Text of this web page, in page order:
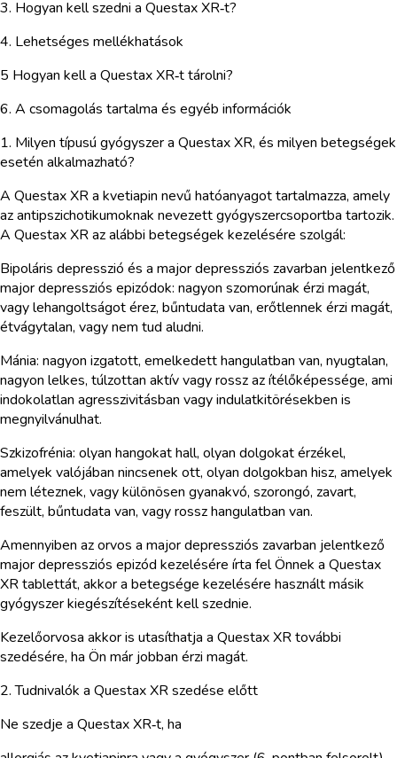
3. Hogyan kell szedni a Questax XR‑t?
4. Lehetséges mellékhatások
5 Hogyan kell a Questax XR‑t tárolni?
6. A csomagolás tartalma és egyéb információk
1. Milyen típusú gyógyszer a Questax XR, és milyen betegségek
esetén alkalmazható?
A Questax XR a kvetiapin nevű hatóanyagot tartalmazza, amely
az antipszichotikumoknak nevezett gyógyszercsoportba tartozik.
A Questax XR az alábbi betegségek kezelésére szolgál:
Bipoláris depresszió és a major depressziós zavarban jelentkező
major depressziós epizódok: nagyon szomorúnak érzi magát,
vagy lehangoltságot érez, bűntudata van, erőtlennek érzi magát,
étvágytalan, vagy nem tud aludni.
Mánia: nagyon izgatott, emelkedett hangulatban van, nyugtalan,
nagyon lelkes, túlzottan aktív vagy rossz az ítélőképessége, ami
indokolatlan agresszivitásban vagy indulatkitörésekben is
megnyilvánulhat.
Szkizofrénia: olyan hangokat hall, olyan dolgokat érzékel,
amelyek valójában nincsenek ott, olyan dolgokban hisz, amelyek
nem léteznek, vagy különösen gyanakvó, szorongó, zavart,
feszült, bűntudata van, vagy rossz hangulatban van.
Amennyiben az orvos a major depressziós zavarban jelentkező
major depressziós epizód kezelésére írta fel Önnek a Questax
XR tablettát, akkor a betegsége kezelésére használt másik
gyógyszer kiegészítéseként kell szednie.
Kezelőorvosa akkor is utasíthatja a Questax XR további
szedésére, ha Ön már jobban érzi magát.
2. Tudnivalók a Questax XR szedése előtt
Ne szedje a Questax XR‑t, ha